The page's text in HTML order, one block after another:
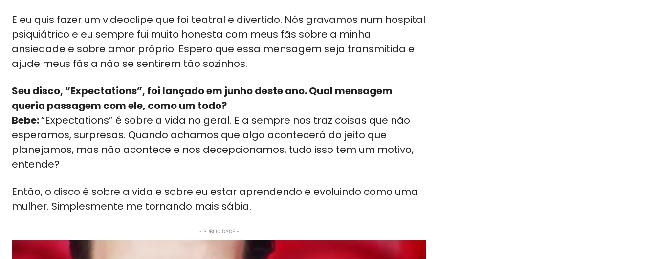
E eu quis fazer um videoclipe que foi teatral e divertido. Nós gravamos num hospital
psiquiátrico e eu sempre fui muito honesta com meus fãs sobre a minha
ansiedade e sobre amor próprio. Espero que essa mensagem seja transmitida e
ajude meus fãs a não se sentirem tão sozinhos.
Seu disco, “Expectations”, foi lançado em junho deste ano. Qual mensagem
queria passagem com ele, como um todo?
Bebe:“Expectations” é sobre a vida no geral. Ela sempre nos traz coisas que não
esperamos, surpresas. Quando achamos que algo acontecerá do jeito que
planejamos, mas não acontece e nos decepcionamos, tudo isso tem um motivo,
entende?
Então, o disco é sobre a vida e sobre eu estar aprendendo e evoluindo como uma
mulher. Simplesmente me tornando mais sábia.
- PUBLICIDADE -